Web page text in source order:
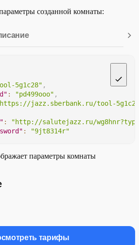
созданной комнаты:
5g1c28" ,
: "pd499ooo" ,
jazz.sberbank.ru/tool-
:
"http://salutejazz.ru/
:
"9jt8314r"
параметры комнаты
тарифы